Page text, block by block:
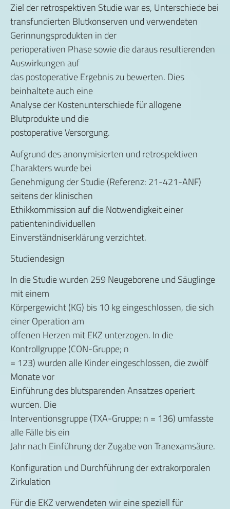
Ziel der retrospektiven Studie war es, Unterschiede bei
transfundierten Blutkonserven und verwendeten
Gerinnungsprodukten in der
perioperativen Phase sowie die daraus resultierenden
Auswirkungen auf
das postoperative Ergebnis zu bewerten. Dies
beinhaltete auch eine
Analyse der Kostenunterschiede für allogene
Blutprodukte und die
postoperative Versorgung.
Aufgrund des anonymisierten und retrospektiven
Charakters wurde bei
Genehmigung der Studie (Referenz: 21-421-ANF)
seitens der klinischen
Ethikkommission auf die Notwendigkeit einer
patientenindividuellen
Einverständniserklärung verzichtet.
Studiendesign
In die Studie wurden 259 Neugeborene und Säuglinge
mit einem
Körpergewicht (KG) bis 10 kg eingeschlossen, die sich
einer Operation am
offenen Herzen mit EKZ unterzogen. In die
Kontrollgruppe (CON-Gruppe; n
= 123) wurden alle Kinder eingeschlossen, die zwölf
Monate vor
Einführung des blutsparenden Ansatzes operiert
wurden. Die
Interventionsgruppe (TXA-Gruppe; n = 136) umfasste
alle Fälle bis ein
Jahr nach Einführung der Zugabe von Tranexamsäure.
Konfiguration und Durchführung der extrakorporalen
Zirkulation
Für die EKZ verwendeten wir eine speziell für